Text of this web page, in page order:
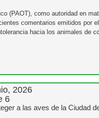
(PAOT), como autoridad en
comentarios emitidos por
hacia los animales de
2026
6
a las aves de la Ciudad